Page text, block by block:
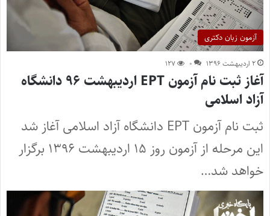
آزمون زبان دکتری
۲ اردیبهشت ۱۳۹۶ ۰ ۱۲۷
آغاز ثبت نام آزمون EPT اردیبهشت ۹۶ دانشگاه
آزاد اسلامی
ثبت نام آزمون EPT دانشگاه آزاد اسلامی آغاز شد
این مرحله از آزمون روز ۱۵ اردیبهشت ۱۳۹۶ برگزار
خواهد شد…